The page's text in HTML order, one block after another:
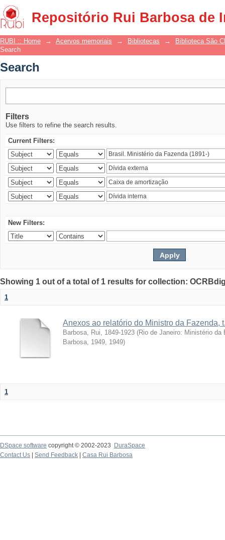
Repositório Rui Barbosa de
Search
RUBI :: Home → Acervos memoriais → Bibliotecas →
Biblioteca São
Search
Search
Filters
Use filters to refine the search results.
Current Filters:
New Filters:
Showing 1 out of a total of 1 results for collection:
1
Anexos ao relatório do Ministro da Fazenda,
Barbosa, Rui, 1849-1923 (Rio de Janeiro: Ministério
Barbosa, 1949, 1949)
1
DSpace software copyright © 2002-2023
DuraSpace
Contact Us
Send Feedback Casa Rui Barbosa